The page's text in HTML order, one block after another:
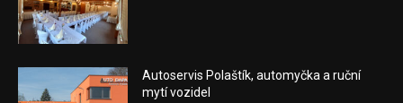
Autoservis Polaštík, automyčka a ruční
mytí vozidel